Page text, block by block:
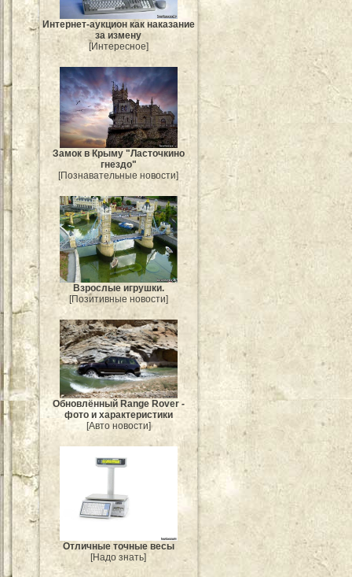
Интернет-аукцион как наказание
за измену
[Интересное]
Замок в Крыму "Ласточкино
гнездо"
[Познавательные новости]
Взрослые игрушки.
[Позитивные новости]
Обновлённый Range Rover -
фото и характеристики
[Авто новости]
Отличные точные весы
[Надо знать]